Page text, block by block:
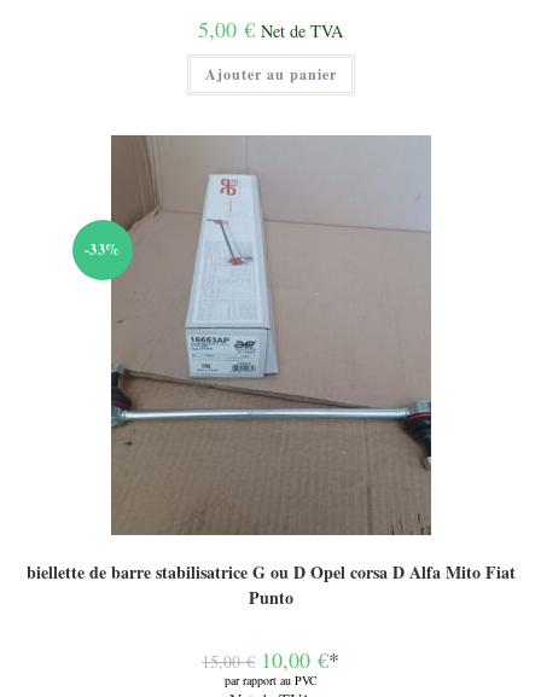
5,00 € Net de TVA
Ajouter au panier
-33%
biellette de barre stabilisatrice G ou D Opel corsa D Alfa Mito Fiat
Punto
15,00€ Le
prix
initial
10,00 €*
par rapport au PVC